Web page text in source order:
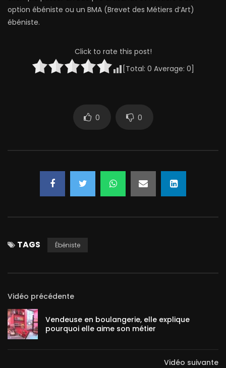
option ébéniste ou un BMA (Brevet des Métiers d’Art)
ébéniste.
Click to rate this post!
[Total: 0 Average: 0]
0 0
TAGS Ébéniste
Vidéo précédente
Vendeuse en boulangerie, elle explique
pourquoi elle aime son métier
Vidéo suivante